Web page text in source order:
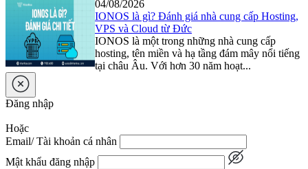
04/08/2026
IONOS là gì? Đánh giá nhà cung cấp Hosting,
VPS và Cloud từ Đức
IONOS là một trong những nhà cung cấp
hosting, tên miền và hạ tầng đám mây nổi tiếng
tại châu Âu. Với hơn 30 năm hoạt...
Đăng nhập
Hoặc
Email/ Tài khoản cá nhân
Mật khẩu đăng nhập